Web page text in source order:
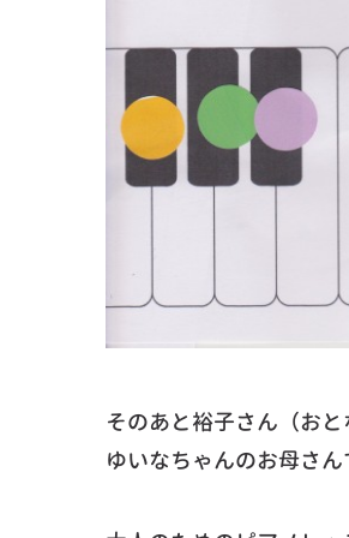
そのあと裕子さん（お
ゆいなちゃんのお母さん